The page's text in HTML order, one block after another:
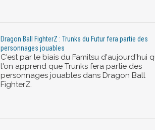
Dragon Ball FighterZ : Trunks du Futur fera partie des
personnages jouables
C'est par le biais du Famitsu d'aujourd'hui
l'on apprend que Trunks fera partie des
personnages jouables dans Dragon Ball
FighterZ.